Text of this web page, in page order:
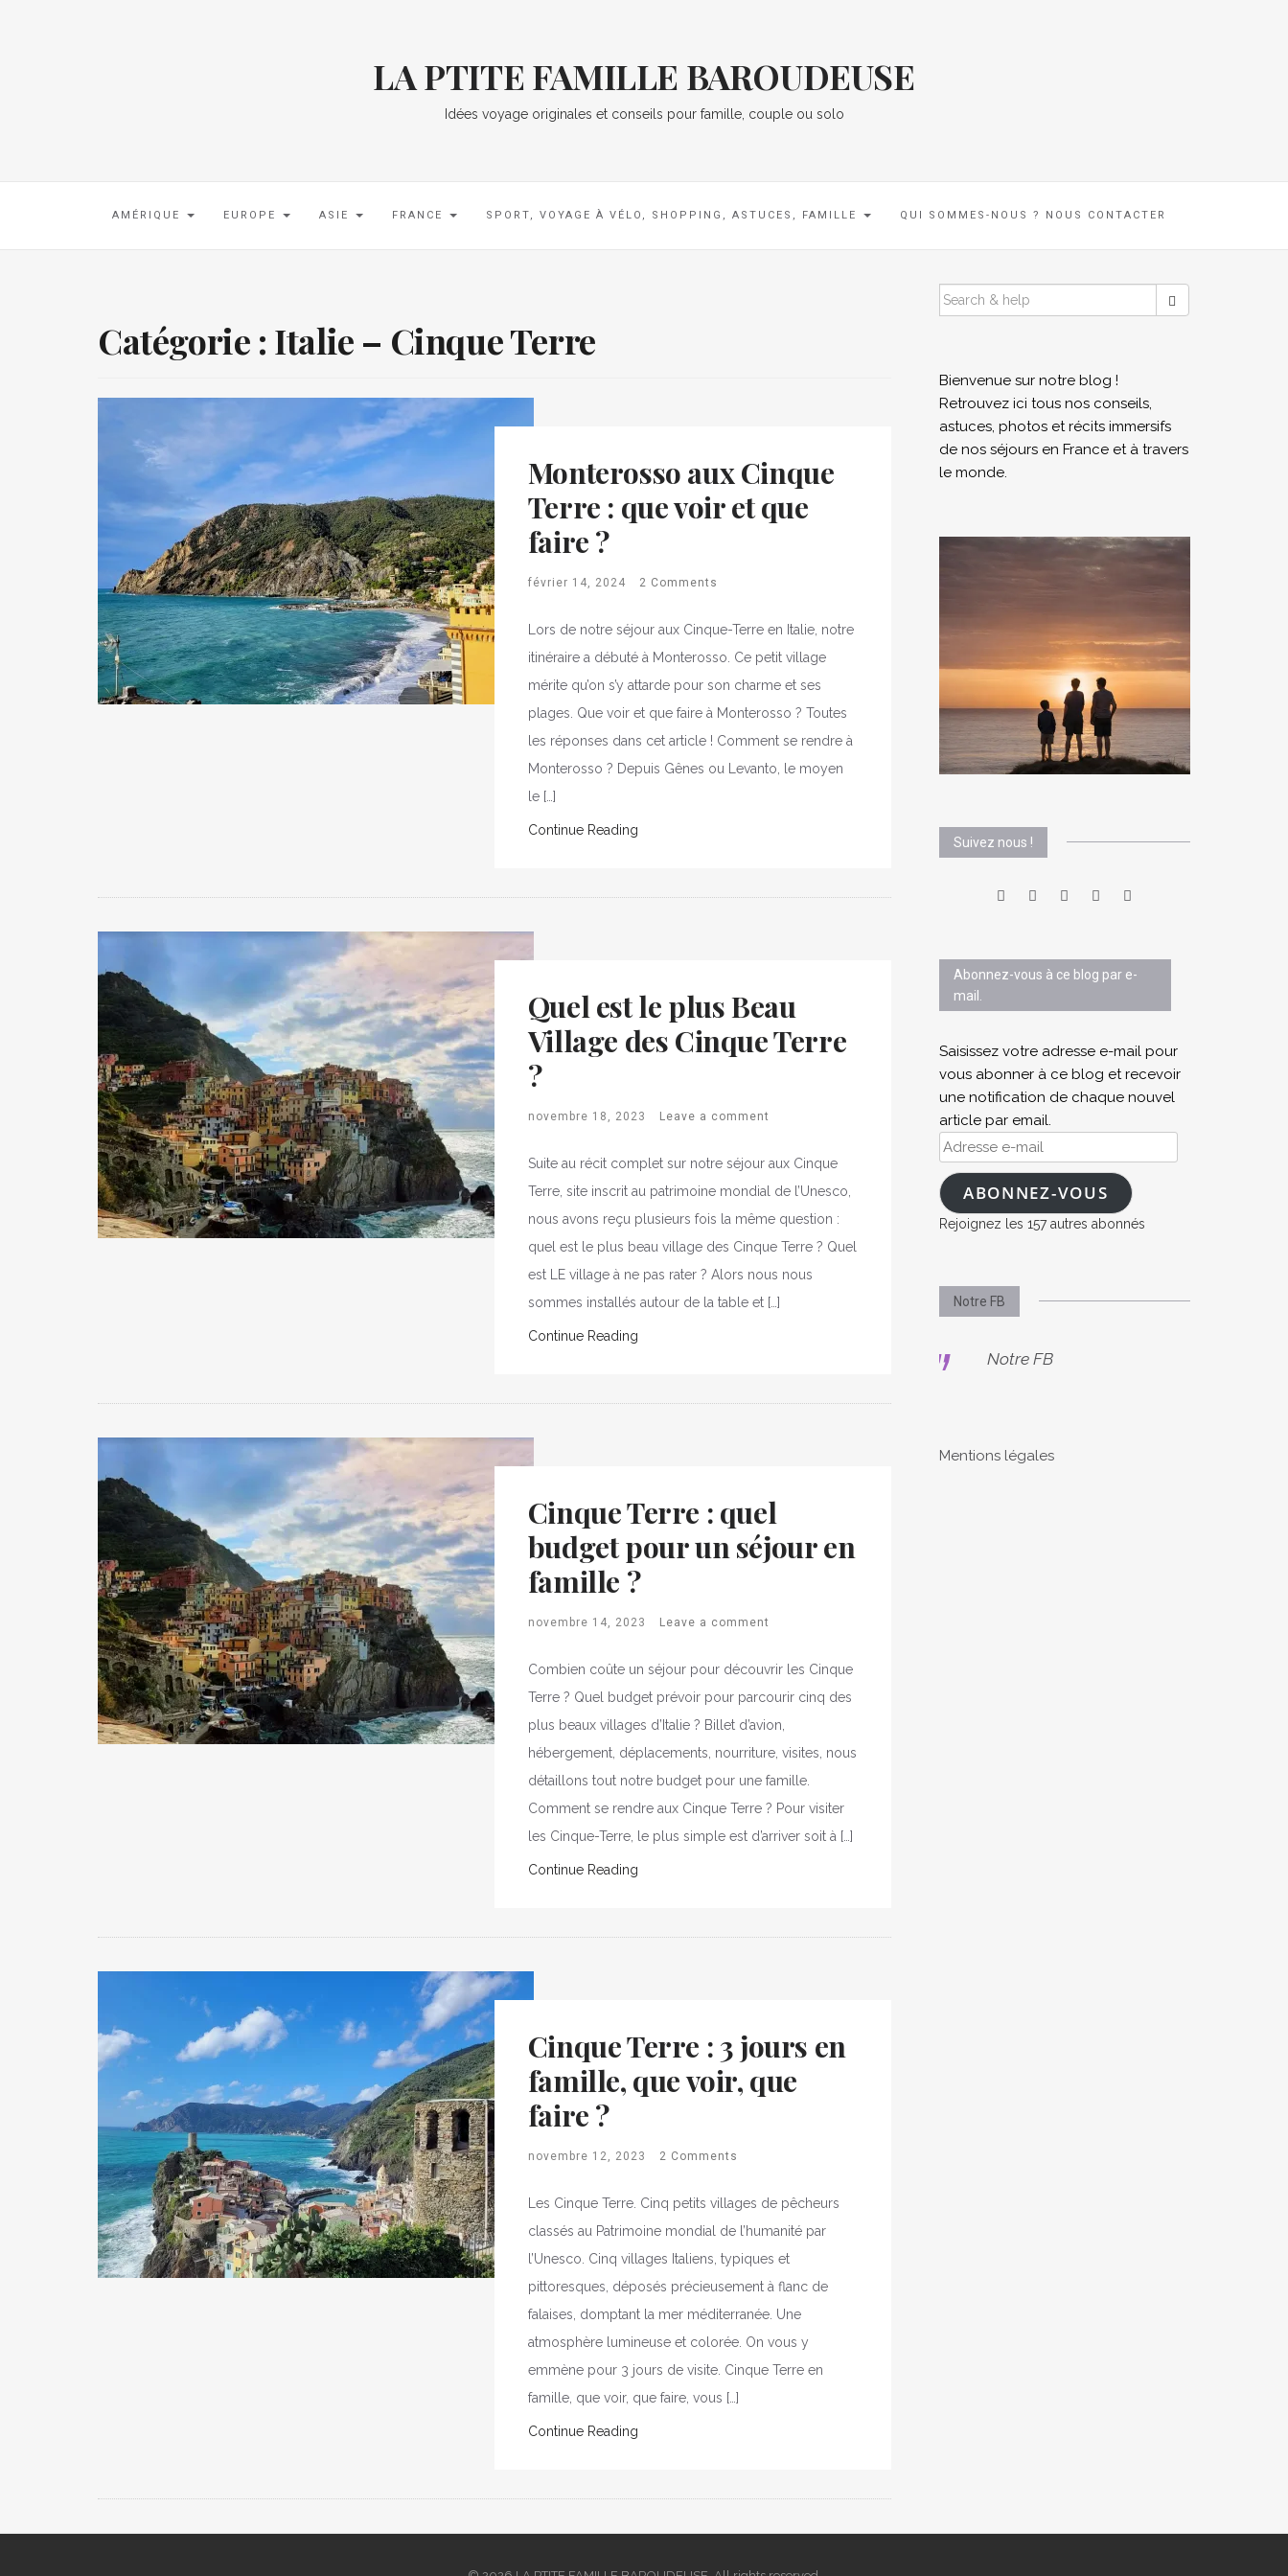
LA PTITE FAMILLE BAROUDEUSE
Idées voyage originales et conseils pour famille, couple ou solo
AMÉRIQUE EUROPE ASIE FRANCE SPORT, VOYAGE À VÉLO, SHOPPING, ASTUCES, FAMILLE QUI SOMMES-NOUS ? NOUS CONTACTER
Catégorie : Italie – Cinque Terre
Monterosso aux Cinque
Terre : que voir et que
faire ?
février 14, 2024 2 Comments
Lors de notre séjour aux Cinque-Terre en Italie, notre
itinéraire a débuté à Monterosso. Ce petit village
mérite qu’on s’y attarde pour son charme et ses
plages. Que voir et que faire à Monterosso ? Toutes
les réponses dans cet article ! Comment se rendre à
Monterosso ? Depuis Gênes ou Levanto, le moyen
le […]
Continue Reading
Quel est le plus Beau
Village des Cinque Terre
?
novembre 18, 2023 Leave a comment
Suite au récit complet sur notre séjour aux Cinque
Terre, site inscrit au patrimoine mondial de l’Unesco,
nous avons reçu plusieurs fois la même question :
quel est le plus beau village des Cinque Terre ? Quel
est LE village à ne pas rater ? Alors nous nous
sommes installés autour de la table et […]
Continue Reading
Cinque Terre : quel
budget pour un séjour en
famille ?
novembre 14, 2023 Leave a comment
Combien coûte un séjour pour découvrir les Cinque
Terre ? Quel budget prévoir pour parcourir cinq des
plus beaux villages d’Italie ? Billet d’avion,
hébergement, déplacements, nourriture, visites, nous
détaillons tout notre budget pour une famille.
Comment se rendre aux Cinque Terre ? Pour visiter
les Cinque-Terre, le plus simple est d’arriver soit à […]
Continue Reading
Cinque Terre : 3 jours en
famille, que voir, que
faire ?
novembre 12, 2023 2 Comments
Les Cinque Terre. Cinq petits villages de pêcheurs
classés au Patrimoine mondial de l’humanité par
l’Unesco. Cinq villages Italiens, typiques et
pittoresques, déposés précieusement à flanc de
falaises, domptant la mer méditerranée. Une
atmosphère lumineuse et colorée. On vous y
emmène pour 3 jours de visite. Cinque Terre en
famille, que voir, que faire, vous […]
Continue Reading
SEARCH
FOR:
Bienvenue sur notre blog !
Retrouvez ici tous nos conseils,
astuces, photos et récits immersifs
de nos séjours en France et à travers
le monde.
Suivez nous !
Abonnez-vous à ce blog par e-
mail.
Saisissez votre adresse e-mail pour
vous abonner à ce blog et recevoir
une notification de chaque nouvel
article par email.
Adresse
e-
mailABONNEZ-VOUS
Rejoignez les 157 autres abonnés
Notre FB
Notre FB
Mentions légales